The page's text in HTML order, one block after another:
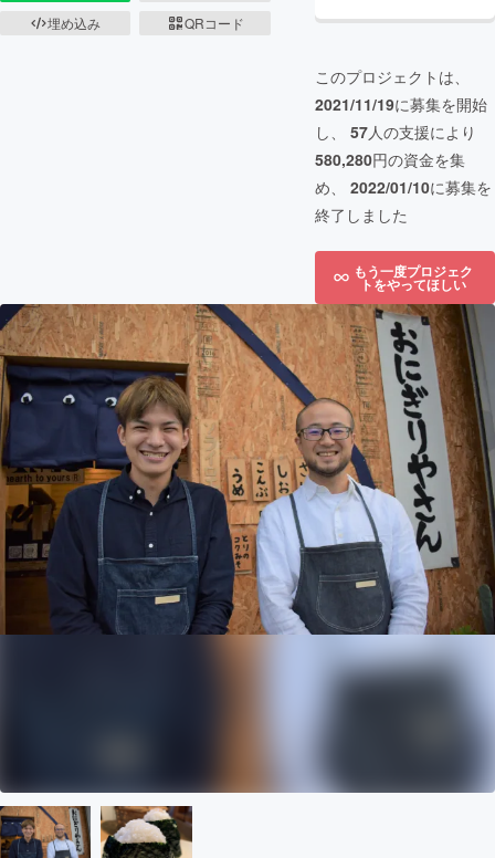
埋め込み
QRコード
このプロジェクトは、
2021/11/19に募集を開始
し、 57人の支援により
580,280円の資金を集
め、 2022/01/10に募集を
終了しました
もう一度プロジェク
トをやってほしい